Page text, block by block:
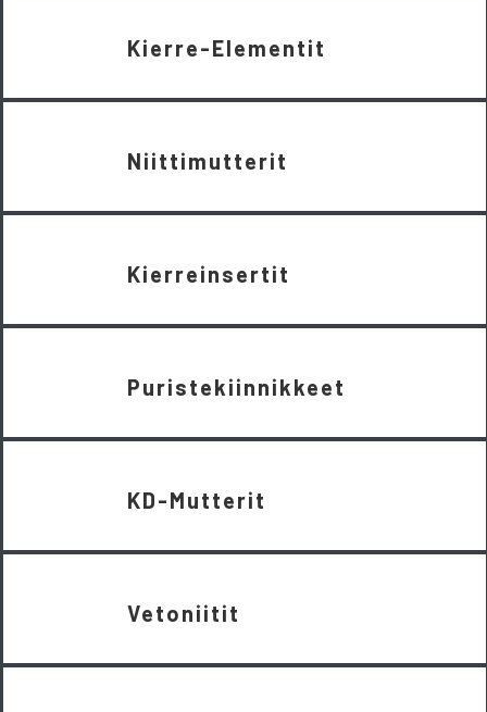
Kierre-Elementit
Niittimutterit
Kierreinsertit
Puristekiinnikkeet
KD-Mutterit
Vetoniitit